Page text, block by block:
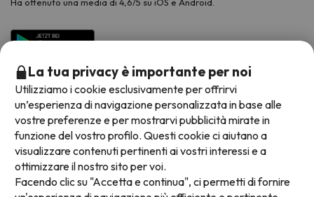
Ha ottenuto una media di 4,6/5 su iOS e Android.
Metodi di pagamento disponibili
La tua privacy è importante per noi
Utilizziamo i cookie esclusivamente per offrirvi
un’esperienza di navigazione personalizzata in base alle
vostre preferenze e per mostrarvi pubblicità mirate in
funzione del vostro profilo. Questi cookie ci aiutano a
visualizzare contenuti pertinenti ai vostri interessi e a
ottimizzare il nostro sito per voi.
Facendo clic su "Accetta e continua", ci permetti di fornire